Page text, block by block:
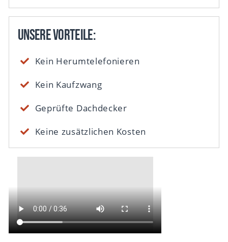
Unsere Vorteile:
Kein Herumtelefonieren
Kein Kaufzwang
Geprüfte Dachdecker
Keine zusätzlichen Kosten